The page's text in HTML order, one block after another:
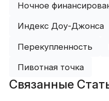
Ночное
Индекс Доу-Джонса
Перекупленность
Пивотная точка
Связанные